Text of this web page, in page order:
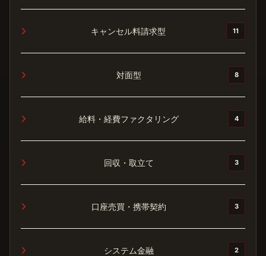
キャンセル料請求型 11
対面型 8
給料・経費ファクタリング 4
回収・取立て 3
口座売買・携帯契約 3
システム金融 2